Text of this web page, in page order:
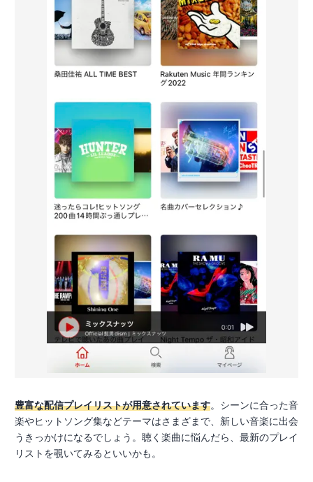
豊富な配信プレイリストが用意されています。シーンに合った音
楽やヒットソング集などテーマはさまざまで、新しい音楽に出会
うきっかけになるでしょう。聴く楽曲に悩んだら、最新のプレイ
リストを覗いてみるといいかも。